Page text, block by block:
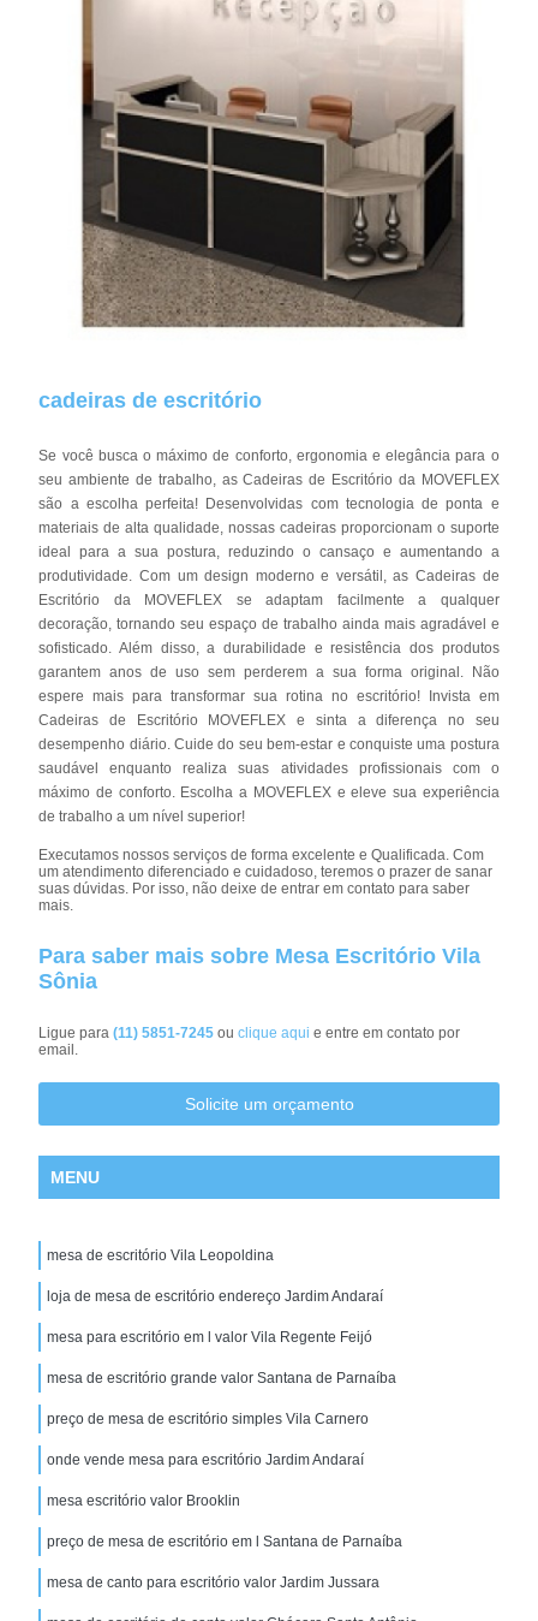
cadeiras de escritório
Se você busca o máximo de conforto, ergonomia e elegância para o
seu ambiente de trabalho, as Cadeiras de Escritório da MOVEFLEX
são a escolha perfeita! Desenvolvidas com tecnologia de ponta e
materiais de alta qualidade, nossas cadeiras proporcionam o suporte
ideal para a sua postura, reduzindo o cansaço e aumentando a
produtividade. Com um design moderno e versátil, as Cadeiras de
Escritório da MOVEFLEX se adaptam facilmente a qualquer
decoração, tornando seu espaço de trabalho ainda mais agradável e
sofisticado. Além disso, a durabilidade e resistência dos produtos
garantem anos de uso sem perderem a sua forma original. Não
espere mais para transformar sua rotina no escritório! Invista em
Cadeiras de Escritório MOVEFLEX e sinta a diferença no seu
desempenho diário. Cuide do seu bem-estar e conquiste uma postura
saudável enquanto realiza suas atividades profissionais com o
máximo de conforto. Escolha a MOVEFLEX e eleve sua experiência
de trabalho a um nível superior!
Executamos nossos serviços de forma excelente e Qualificada. Com
um atendimento diferenciado e cuidadoso, teremos o prazer de sanar
suas dúvidas. Por isso, não deixe de entrar em contato para saber
mais.
Para saber mais sobre Mesa Escritório Vila
Sônia
Ligue para(11) 5851-7245ouclique aqui e entre em contato por
email.
Solicite um orçamento
MENU
mesa de escritório Vila Leopoldina
loja de mesa de escritório endereço Jardim Andaraí
mesa para escritório em l valor Vila Regente Feijó
mesa de escritório grande valor Santana de Parnaíba
preço de mesa de escritório simples Vila Carnero
onde vende mesa para escritório Jardim Andaraí
mesa escritório valor Brooklin
preço de mesa de escritório em l Santana de Parnaíba
mesa de canto para escritório valor Jardim Jussara